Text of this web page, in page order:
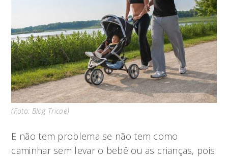
(Foto: Blog Tricae)
E não tem problema se não tem como
caminhar sem levar o bebê ou as crianças, pois